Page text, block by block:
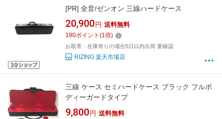
[PR] 全音/ゼンオン 三線ハードケース
20,900 円 送料無料
190ポイント (1倍)
お取寄・在庫有りの場合5日以内出荷 要確認
RIZING 楽天市場店
三線 ケース セミハードケース ブラック フルボ
ディーガードタイプ
9,800 円 送料無料